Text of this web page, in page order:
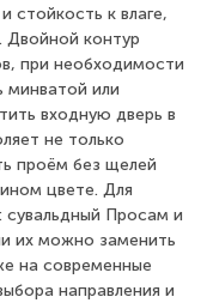
стойкость к влаге,
Двойной контур
при необходимости
минватой или
входную дверь в
не только
проём без щелей
цвете. Для
сувальдный Просам и
их можно заменить
на современные
направления и